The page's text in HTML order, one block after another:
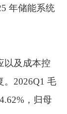
年储能系统
以及成本控
。2026Q1 毛
，归母